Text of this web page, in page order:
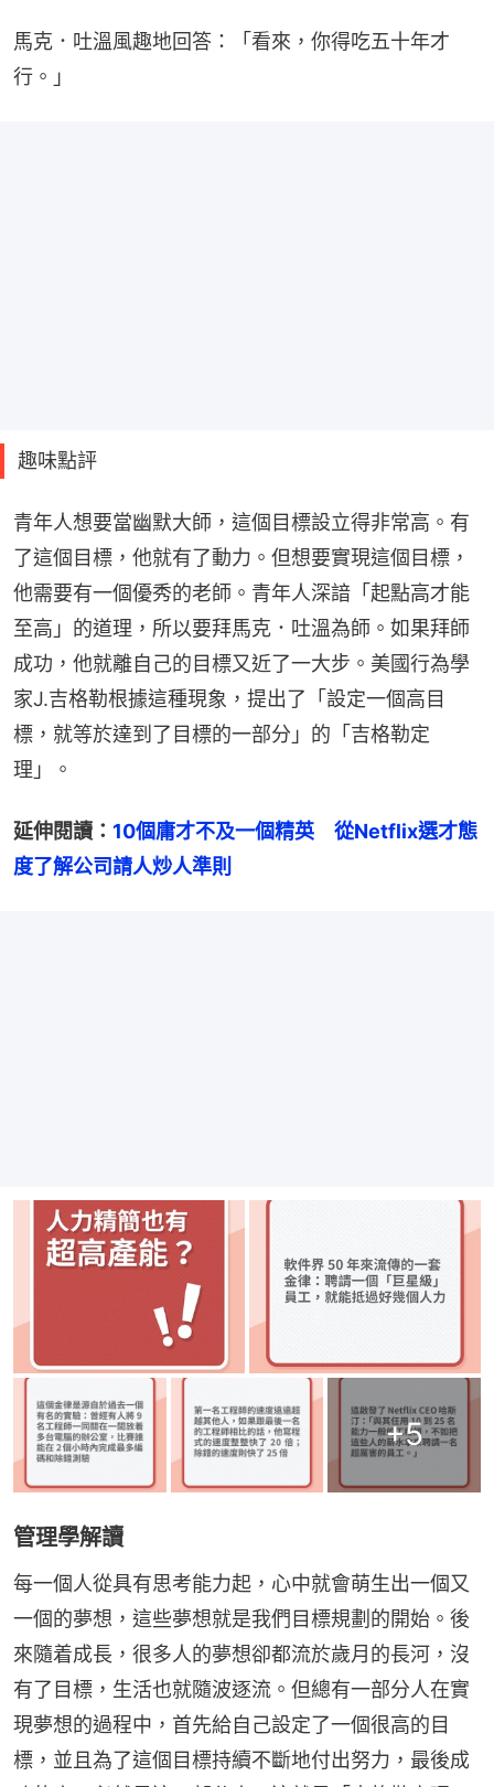
馬克．吐溫風趣地回答：「看來，你得吃五十年才
行。」
趣味點評
青年人想要當幽默大師，這個目標設立得非常高。有
了這個目標，他就有了動力。但想要實現這個目標，
他需要有一個優秀的老師。青年人深諳「起點高才能
至高」的道理，所以要拜馬克．吐溫為師。如果拜師
成功，他就離自己的目標又近了一大步。美國行為學
家J.吉格勒根據這種現象，提出了「設定一個高目
標，就等於達到了目標的一部分」的「吉格勒定
理」。
延伸閱讀： 10個庸才不及一個精英　從Netflix選才態
度了解公司請人炒人準則
+5
管理學解讀
每一個人從具有思考能力起，心中就會萌生出一個又
一個的夢想，這些夢想就是我們目標規劃的開始。後
來隨着成長，很多人的夢想卻都流於歲月的長河，沒
有了目標，生活也就隨波逐流。但總有一部分人在實
現夢想的過程中，首先給自己設定了一個很高的目
標，並且為了這個目標持續不斷地付出努力，最後成